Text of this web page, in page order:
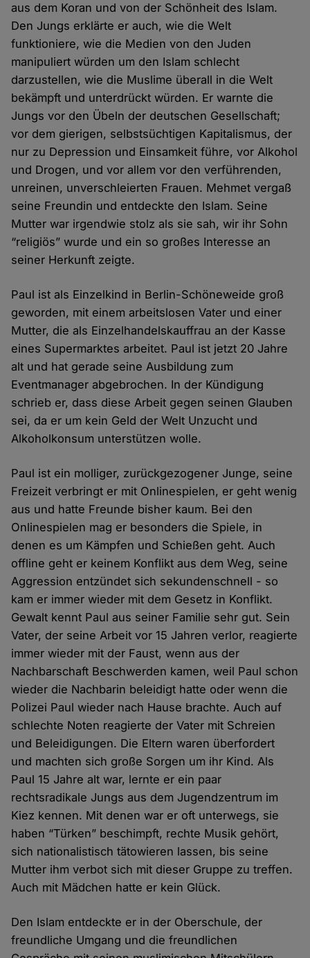
aus dem Koran und von der Schönheit des Islam.
Den Jungs erklärte er auch, wie die Welt
funktioniere, wie die Medien von den Juden
manipuliert würden um den Islam schlecht
darzustellen, wie die Muslime überall in die Welt
bekämpft und unterdrückt würden. Er warnte die
Jungs vor den Übeln der deutschen Gesellschaft;
vor dem gierigen, selbstsüchtigen Kapitalismus, der
nur zu Depression und Einsamkeit führe, vor Alkohol
und Drogen, und vor allem vor den verführenden,
unreinen, unverschleierten Frauen. Mehmet vergaß
seine Freundin und entdeckte den Islam. Seine
Mutter war irgendwie stolz als sie sah, wir ihr Sohn
“religiös” wurde und ein so großes Interesse an
seiner Herkunft zeigte.
Paul ist als Einzelkind in Berlin-Schöneweide groß
geworden, mit einem arbeitslosen Vater und einer
Mutter, die als Einzelhandelskauffrau an der Kasse
eines Supermarktes arbeitet. Paul ist jetzt 20 Jahre
alt und hat gerade seine Ausbildung zum
Eventmanager abgebrochen. In der Kündigung
schrieb er, dass diese Arbeit gegen seinen Glauben
sei, da er um kein Geld der Welt Unzucht und
Alkoholkonsum unterstützen wolle.
Paul ist ein molliger, zurückgezogener Junge, seine
Freizeit verbringt er mit Onlinespielen, er geht wenig
aus und hatte Freunde bisher kaum. Bei den
Onlinespielen mag er besonders die Spiele, in
denen es um Kämpfen und Schießen geht. Auch
offline geht er keinem Konflikt aus dem Weg, seine
Aggression entzündet sich sekundenschnell - so
kam er immer wieder mit dem Gesetz in Konflikt.
Gewalt kennt Paul aus seiner Familie sehr gut. Sein
Vater, der seine Arbeit vor 15 Jahren verlor, reagierte
immer wieder mit der Faust, wenn aus der
Nachbarschaft Beschwerden kamen, weil Paul schon
wieder die Nachbarin beleidigt hatte oder wenn die
Polizei Paul wieder nach Hause brachte. Auch auf
schlechte Noten reagierte der Vater mit Schreien
und Beleidigungen. Die Eltern waren überfordert
und machten sich große Sorgen um ihr Kind. Als
Paul 15 Jahre alt war, lernte er ein paar
rechtsradikale Jungs aus dem Jugendzentrum im
Kiez kennen. Mit denen war er oft unterwegs, sie
haben “Türken” beschimpft, rechte Musik gehört,
sich nationalistisch tätowieren lassen, bis seine
Mutter ihm verbot sich mit dieser Gruppe zu treffen.
Auch mit Mädchen hatte er kein Glück.
Den Islam entdeckte er in der Oberschule, der
freundliche Umgang und die freundlichen